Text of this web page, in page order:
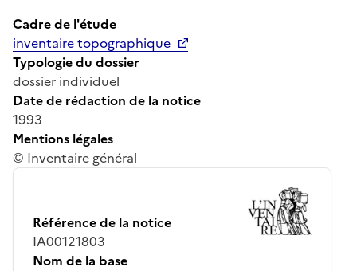
Cadre de l'étude
inventaire topographique
Typologie du dossier
dossier individuel
Date de rédaction de la notice
1993
Mentions légales
© Inventaire général
Référence de la notice
IA00121803
Nom de la base